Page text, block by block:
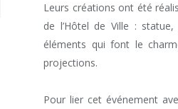
Leurs créations ont été
de l’Hôtel de Ville :
éléments qui font le
projections.
Pour lier cet événement